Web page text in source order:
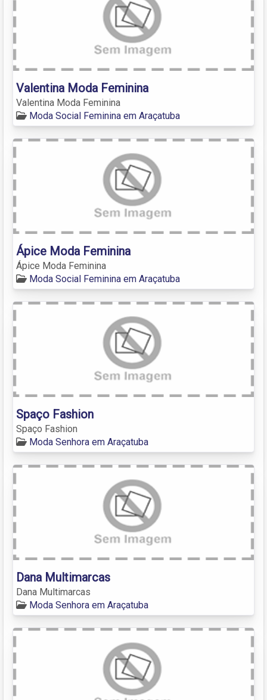
Valentina Moda Feminina
Valentina Moda Feminina
Moda Social Feminina em Araçatuba
Ápice Moda Feminina
Ápice Moda Feminina
Moda Social Feminina em Araçatuba
Spaço Fashion
Spaço Fashion
Moda Senhora em Araçatuba
Dana Multimarcas
Dana Multimarcas
Moda Senhora em Araçatuba